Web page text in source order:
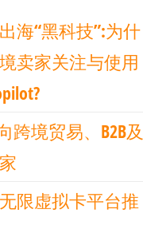
海“黑科技”:为什
卖家关注与使用
跨境贸易、B2B及
限虚拟卡平台推